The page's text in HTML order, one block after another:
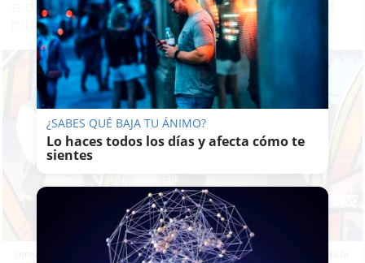
a disposición de los artistas del graffiti en el
municipio
Jerez llenará de arte urbano 2.000 metros lineales de muros de toda la
¿SABES QUÉ BAJA TU ÁNIMO?
Lo haces todos los días y afecta cómo te
sientes